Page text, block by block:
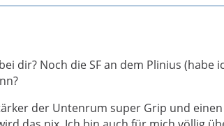
dir? Noch die SF an dem Plinius (habe
der Untenrum super Grip und